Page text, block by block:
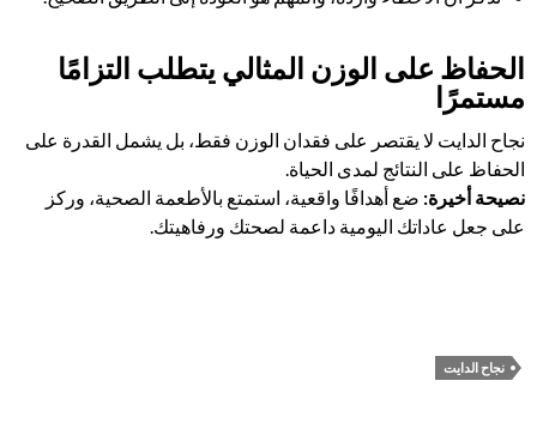
الحفاظ على الوزن المثالي يتطلب التزامًا
مستمرًا
نجاح الدايت لا يقتصر على فقدان الوزن فقط، بل يشمل القدرة على
الحفاظ على النتائج لمدى الحياة.
نصيحة أخيرة: ضع أهدافًا واقعية، استمتع بالأطعمة الصحية، وركز
على جعل عاداتك اليومية داعمة لصحتك ورفاهيتك.
نجاح الدايت